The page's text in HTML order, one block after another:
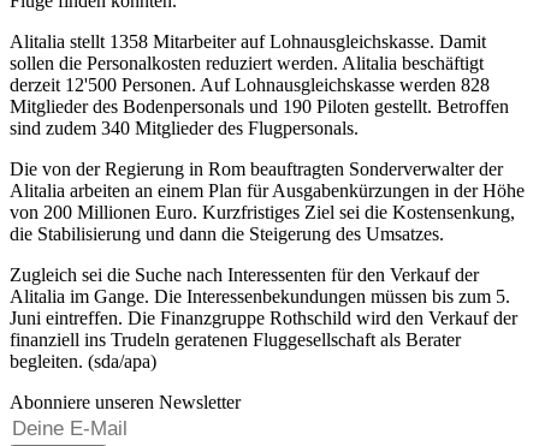
Alitalia stellt 1358 Mitarbeiter auf Lohnausgleichskasse. Damit
sollen die Personalkosten reduziert werden. Alitalia beschäftigt
derzeit 12'500 Personen. Auf Lohnausgleichskasse werden 828
Mitglieder des Bodenpersonals und 190 Piloten gestellt. Betroffen
sind zudem 340 Mitglieder des Flugpersonals.
Die von der Regierung in Rom beauftragten Sonderverwalter der
Alitalia arbeiten an einem Plan für Ausgabenkürzungen in der Höhe
von 200 Millionen Euro. Kurzfristiges Ziel sei die Kostensenkung,
die Stabilisierung und dann die Steigerung des Umsatzes.
Zugleich sei die Suche nach Interessenten für den Verkauf der
Alitalia im Gange. Die Interessenbekundungen müssen bis zum 5.
Juni eintreffen. Die Finanzgruppe Rothschild wird den Verkauf der
finanziell ins Trudeln geratenen Fluggesellschaft als Berater
begleiten. (sda/apa)
Abonniere unseren Newsletter